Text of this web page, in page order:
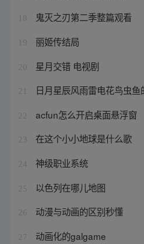
18 鬼灭之刃第二季整篇观看
19 丽姬传结局
20 星月交错 电视剧
21 日月星辰风雨雷电花鸟虫鱼
22 acfun怎么开启桌面悬浮窗
23 在这个小小地球是什么歌
24 神级职业系统
25 以色列在哪儿地图
26 动漫与动画的区别秒懂
27 动画化的galgame